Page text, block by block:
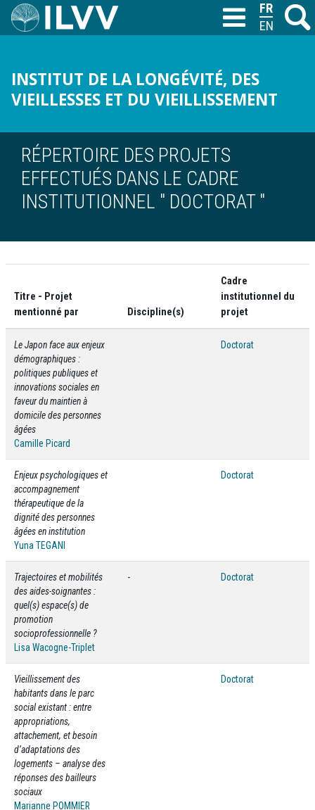
Aller
au
M
INSTITUT DE LA LONGÉVITÉ, DES
VIEILLESSES ET DU VIEILLISSEMENT
T
RÉPERTOIRE DES PROJETS
EFFECTUÉS DANS LE CADRE
INSTITUTIONNEL " DOCTORAT "
Titre - Projet
mentionné par
Discipline(s)
Cadre
institutionnel du
projet
Le Japon face aux enjeux
démographiques :
politiques publiques et
innovations sociales en
faveur du maintien à
domicile des personnes
âgées
Camille Picard
Doctorat
Enjeux psychologiques et
accompagnement
thérapeutique de la
dignité des personnes
âgées en institution
Yuna TEGANI
Doctorat
Trajectoires et mobilités
des aides-soignantes :
quel(s) espace(s) de
promotion
socioprofessionnelle ?
Lisa Wacogne-Triplet
- Doctorat
Vieillissement des
habitants dans le parc
social existant : entre
appropriations,
attachement, et besoin
d’adaptations des
logements – analyse des
réponses des bailleurs
sociaux
Marianne POMMIER
Doctorat
FRANÇAIS
ENGLISH